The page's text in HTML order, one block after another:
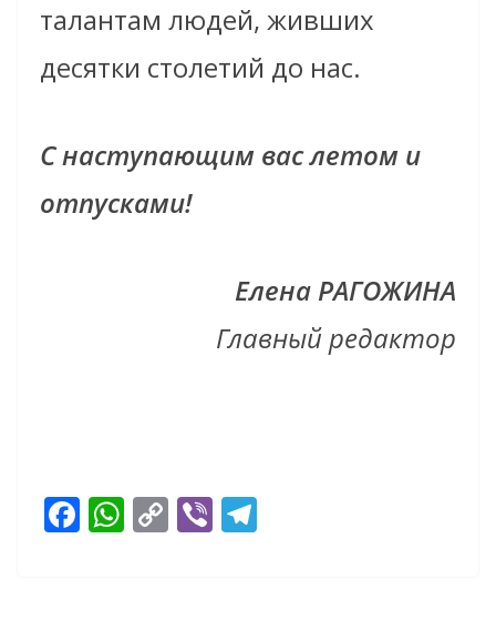
талантам людей, живших
десятки столетий до нас.
С наступающим вас летом и
отпусками!
Еле­на РАГОЖИНА
Главный ре­дак­тор
F W C Vi